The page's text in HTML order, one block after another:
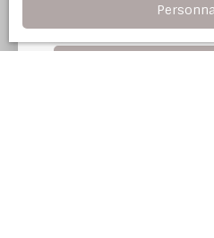
Adresse de votre